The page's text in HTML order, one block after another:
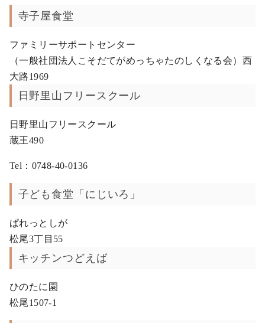
寺子屋食堂
ファミリーサポートセンター
（一般社団法人こそだてがめっちゃたのしくなる会）西
大路1969
日野里山フリースクール
日野里山フリースクール
蔵王490
Tel：0748-40-0136
子ども食堂「にじいろ」
ぱれっとしが
松尾3丁目55
キッチンつどえば
ひのたに園
松尾1507-1